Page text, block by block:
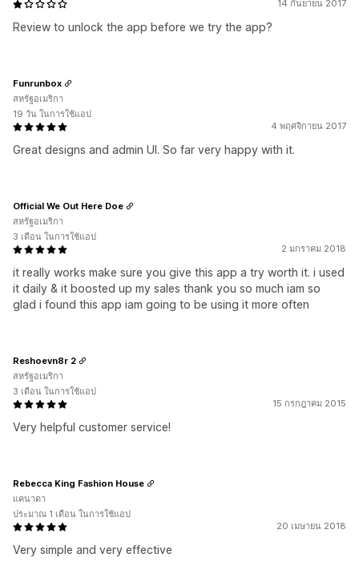
14 กันยายน 2017
Review to unlock the app before we try the app?
4 พฤศจิกายน 2017
Great designs and admin UI. So far very happy with it.
Funrunbox
สหรัฐอเมริกา
19 วัน ในการใช้แอป
2 มกราคม 2018
it really works make sure you give this app a try worth it. i used
it daily & it boosted up my sales thank you so much iam so
glad i found this app iam going to be using it more often
Official We Out Here Doe
สหรัฐอเมริกา
3 เดือน ในการใช้แอป
15 กรกฎาคม 2015
Very helpful customer service!
Reshoevn8r 2
สหรัฐอเมริกา
3 เดือน ในการใช้แอป
20 เมษายน 2018
Very simple and very effective
Rebecca King Fashion House
แคนาดา
ประมาณ 1 เดือน ในการใช้แอป